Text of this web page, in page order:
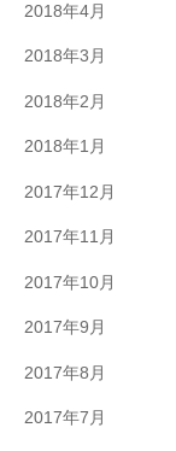
2018年4月
2018年3月
2018年2月
2018年1月
2017年12月
2017年11月
2017年10月
2017年9月
2017年8月
2017年7月